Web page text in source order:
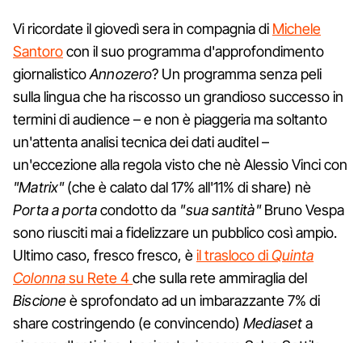
Vi ricordate il giovedì sera in compagnia di Michele
Santorocon il suo programma d'approfondimento
giornalisticoAnnozero? Un programma senza peli
sulla lingua che ha riscosso un grandioso successo in
termini di audience – e non è piaggeria ma soltanto
un'attenta analisi tecnica dei dati auditel –
un'eccezione alla regola visto che nè Alessio Vinci con
"Matrix"(che è calato dal 17% all'11% di share) nè
Porta a portacondotto da "sua santità"Bruno Vespa
sono riusciti mai a fidelizzare un pubblico così ampio.
Ultimo caso, fresco fresco, èil trasloco diQuinta
Colonnasu Rete 4che sulla rete ammiraglia del
Biscioneè sprofondato ad un imbarazzante 7% di
share costringendo (e convincendo) Mediaseta